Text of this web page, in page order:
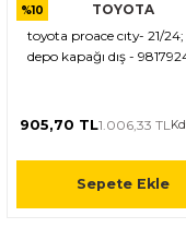
Ürün resmi kalitesiz,
Ürün açıklamasında
%10
TOYOTA
toyota proace cıty- 21/24;
depo kapağı dış -
905,70 TL1.006,33 TL
Sepete Ekle